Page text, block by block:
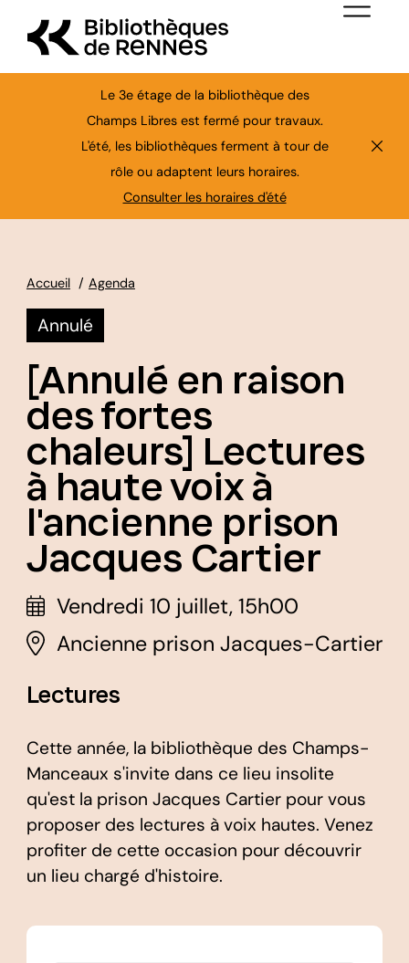
Le 3e étage de la bibliothèque des
Champs Libres est fermé pour travaux.
L'été, les bibliothèques ferment à tour de
rôle ou adaptent leurs horaires.
Consulter les horaires d'été
Menu de
Accueil Agenda
Annulé
[Annulé en raison
des fortes
chaleurs] Lectures
à haute voix à
l'ancienne prison
Jacques Cartier
Vendredi 10 juillet, 15h00
Ancienne prison Jacques-Cartier
Lectures
Cette année, la bibliothèque des Champs-
Manceaux s'invite dans ce lieu insolite
qu'est la prison Jacques Cartier pour vous
proposer des lectures à voix hautes. Venez
profiter de cette occasion pour découvrir
un lieu chargé d'histoire.